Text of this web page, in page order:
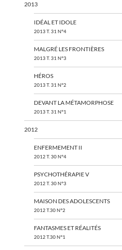
2013
IDÉAL ET IDOLE
2013 T. 31 N°4
MALGRÉ LES FRONTIÈRES
2013 T. 31 N°3
HÉROS
2013 T. 31 N°2
DEVANT LA MÉTAMORPHOSE
2013 T. 31 N°1
2012
ENFERMEMENT II
2012 T. 30 N°4
PSYCHOTHÉRAPIE V
2012 T. 30 N°3
MAISON DES ADOLESCENTS
2012 T.30 N°2
FANTASMES ET RÉALITÉS
2012 T.30 N°1